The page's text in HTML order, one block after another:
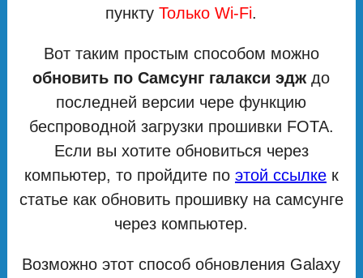
пунктуТолько Wi-Fi.
Вот таким простым способом можно
обновить по Самсунг галакси эдж до
последней версии чере функцию
беспроводной загрузки прошивки FOTA.
Если вы хотите обновиться через
компьютер, то пройдите по этой ссылкек
статье как обновить прошивку на самсунге
через компьютер.
Возможно этот способ обновления Galaxy